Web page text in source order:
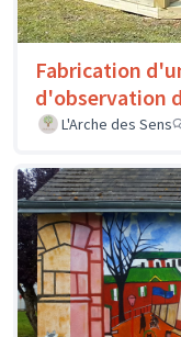
Fabrication
d'observation
L'Arche des Sens